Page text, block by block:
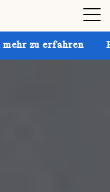
Hol dir bis zu 30